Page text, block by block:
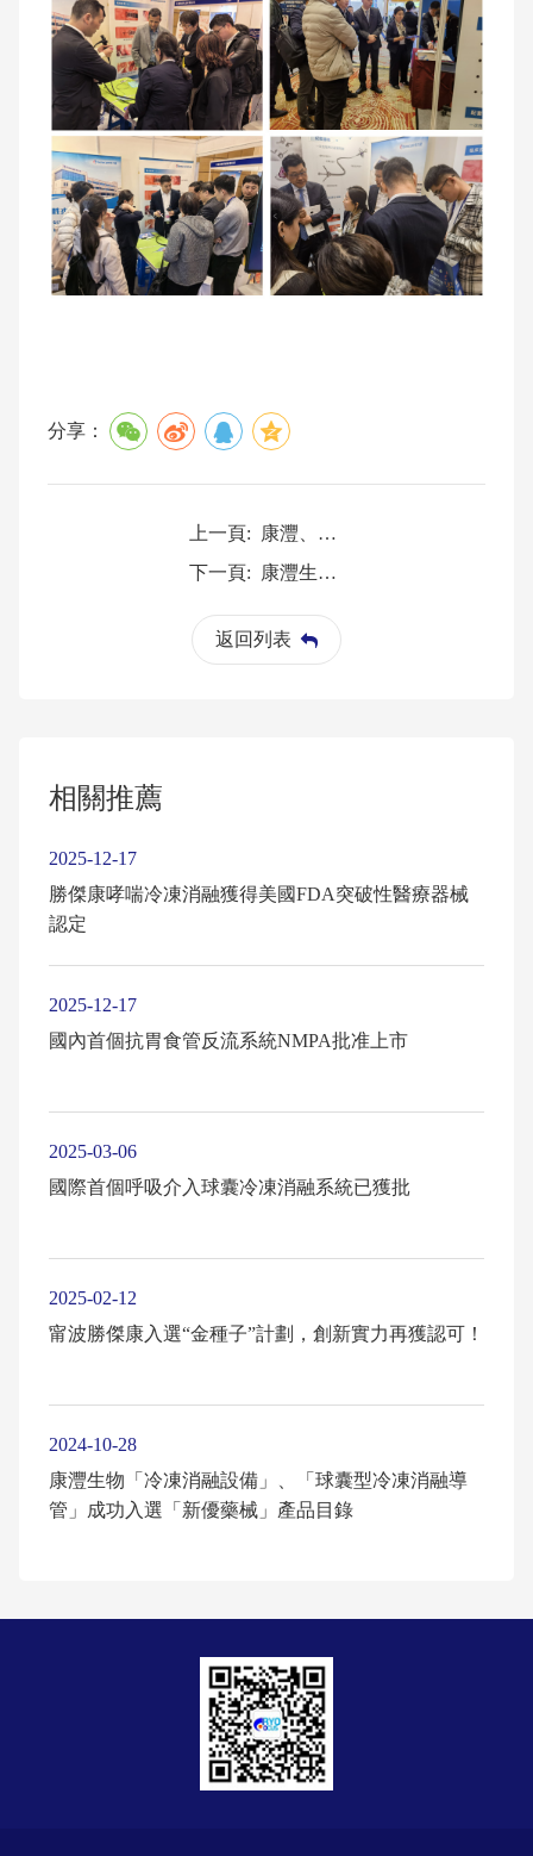
分享：
上一頁: 康灃、勝傑康攜手亮相第89屆中國國際醫療器械博覽會（CMEF）
返回列表
下一頁: 康灃生物可調彎導引導管與一次性使用心內標測導管獲國家藥監局批准上市
相關推薦
2025-12-17
勝傑康哮喘冷凍消融獲得美國FDA突破性醫療器械
認定
2025-12-17
國內首個抗胃食管反流系統NMPA批准上市
2025-03-06
國際首個呼吸介入球囊冷凍消融系統已獲批
2025-02-12
甯波勝傑康入選“金種子”計劃，創新實力再獲認可！
2024-10-28
康灃生物「冷凍消融設備」、「球囊型冷凍消融導
管」成功入選「新優藥械」產品目錄